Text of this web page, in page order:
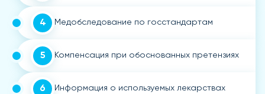
4 Медобследование по госстандартам
5 Компенсация при обоснованных претензиях
6 Информация о используемых лекарствах